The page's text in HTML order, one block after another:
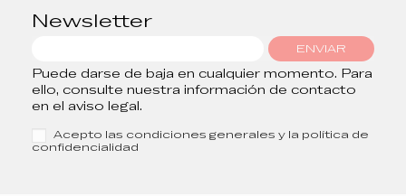
Newsletter
ENVIAR
Puede darse de baja en cualquier momento. Para
ello, consulte nuestra información de contacto
en el aviso legal.
Acepto las condiciones generales y la política de
confidencialidad